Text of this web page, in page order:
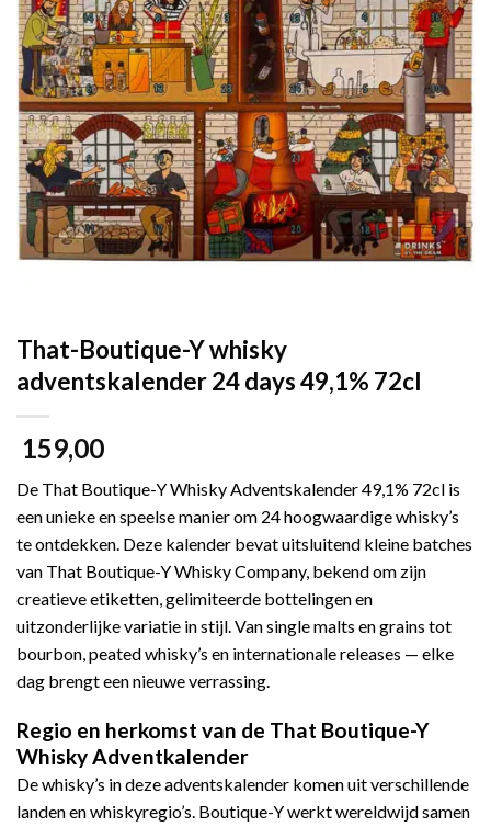
That-Boutique-Y whisky
adventskalender 24 days 49,1% 72cl
159,00
De That Boutique-Y Whisky Adventskalender 49,1% 72cl is
een unieke en speelse manier om 24 hoogwaardige whisky’s
te ontdekken. Deze kalender bevat uitsluitend kleine batches
van That Boutique-Y Whisky Company, bekend om zijn
creatieve etiketten, gelimiteerde bottelingen en
uitzonderlijke variatie in stijl. Van single malts en grains tot
bourbon, peated whisky’s en internationale releases — elke
dag brengt een nieuwe verrassing.
Regio en herkomst van de That Boutique-Y
Whisky Adventkalender
De whisky’s in deze adventskalender komen uit verschillende
landen en whiskyregio’s. Boutique-Y werkt wereldwijd samen